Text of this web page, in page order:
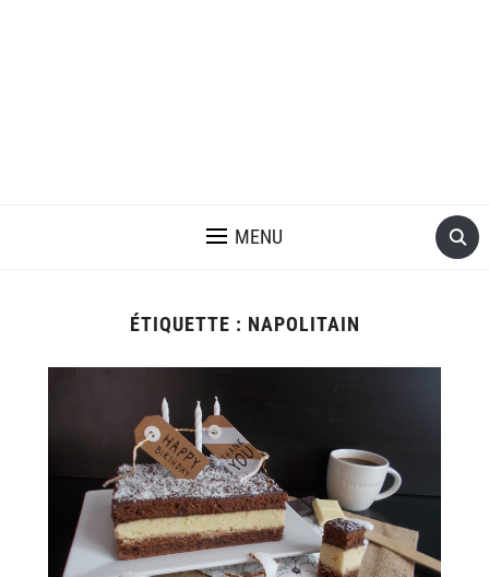
MENU
ÉTIQUETTE : NAPOLITAIN